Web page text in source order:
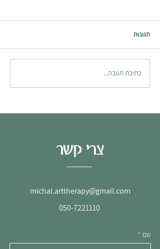
רשימת ציוד וחמרי אמנות מומלצים
לעבודה מרחוק ב"סטודיו ביתי"
תגובות
כתיבת תגובה...
צרי קשר
michal.arttherapy@gmail.com
050-7221110
שם *